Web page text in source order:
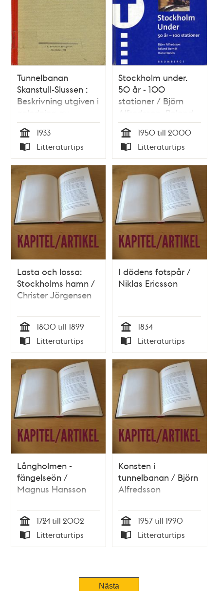
Tunnelbanan
Skanstull-Slussen :
Beskrivning utgiven i
anledning av
tunnelbanans
invigning den 30
september 1933
Tid
1933
Typ
Litteraturtips
Stockholm under.
50 år - 100
stationer / Björn
Alfredsson, Roland
Berndt, Hans Harlén
Tid
1950 till 2000
Typ
Litteraturtips
Lasta och lossa:
Stockholms hamn /
Christer Jörgensen
Tid
1800 till 1899
Typ
Litteraturtips
I dödens fotspår /
Niklas Ericsson
Tid
1834
Typ
Litteraturtips
Långholmen -
fängelseön /
Magnus Hansson
Tid
1724 till 2002
Typ
Litteraturtips
Konsten i
tunnelbanan / Björn
Alfredsson
Tid
1957 till 1990
Typ
Litteraturtips
Nästa